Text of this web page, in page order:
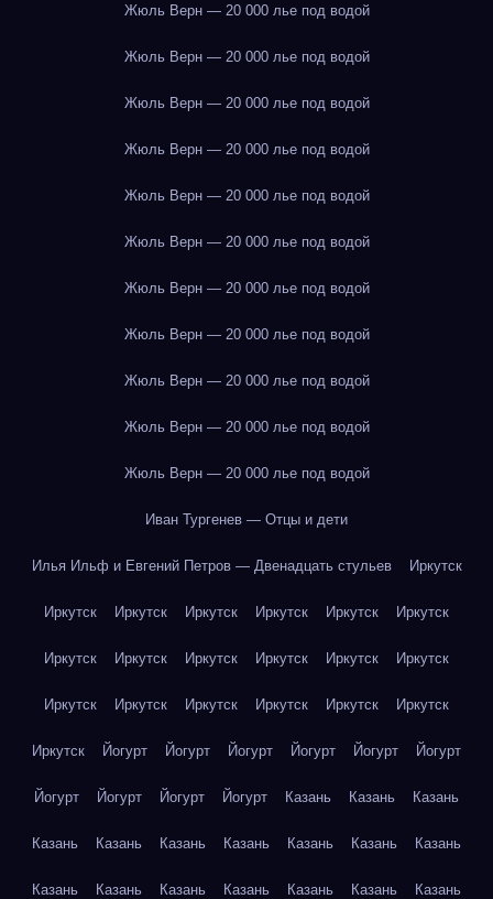
Жюль Верн — 20 000 лье под водой
Жюль Верн — 20 000 лье под водой
Жюль Верн — 20 000 лье под водой
Жюль Верн — 20 000 лье под водой
Жюль Верн — 20 000 лье под водой
Жюль Верн — 20 000 лье под водой
Жюль Верн — 20 000 лье под водой
Жюль Верн — 20 000 лье под водой
Жюль Верн — 20 000 лье под водой
Жюль Верн — 20 000 лье под водой
Жюль Верн — 20 000 лье под водой
Иван Тургенев — Отцы и дети
Илья Ильф и Евгений Петров — Двенадцать стульев Иркутск
Иркутск Иркутск Иркутск Иркутск Иркутск Иркутск
Иркутск Иркутск Иркутск Иркутск Иркутск Иркутск
Иркутск Иркутск Иркутск Иркутск Иркутск Иркутск
Иркутск Йогурт Йогурт Йогурт Йогурт Йогурт Йогурт
Йогурт Йогурт Йогурт Йогурт Казань Казань Казань
Казань Казань Казань Казань Казань Казань Казань
Казань Казань Казань Казань Казань Казань Казань